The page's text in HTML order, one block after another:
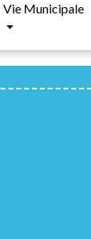
Vie Municipale